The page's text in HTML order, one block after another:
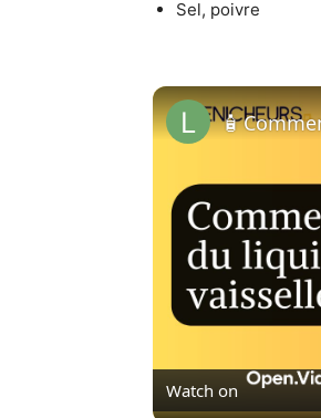
Sel, poivre
Watch on